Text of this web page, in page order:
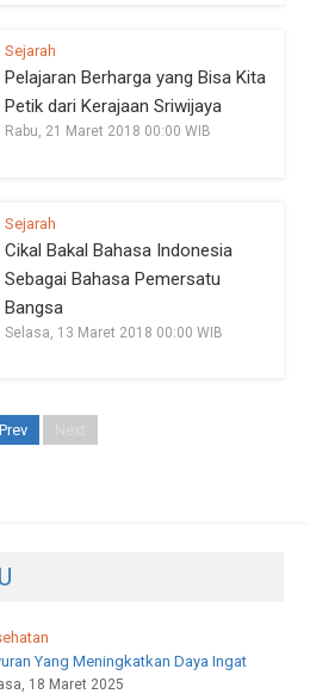
Sejarah
Pelajaran Berharga yang Bisa Kita
Petik dari Kerajaan Sriwijaya
Rabu, 21 Maret 2018 00:00 WIB
Sejarah
Cikal Bakal Bahasa Indonesia
Sebagai Bahasa Pemersatu
Bangsa
Selasa, 13 Maret 2018 00:00 WIB
Prev
Yang Meningkatkan Daya Ingat
18 Maret 2025